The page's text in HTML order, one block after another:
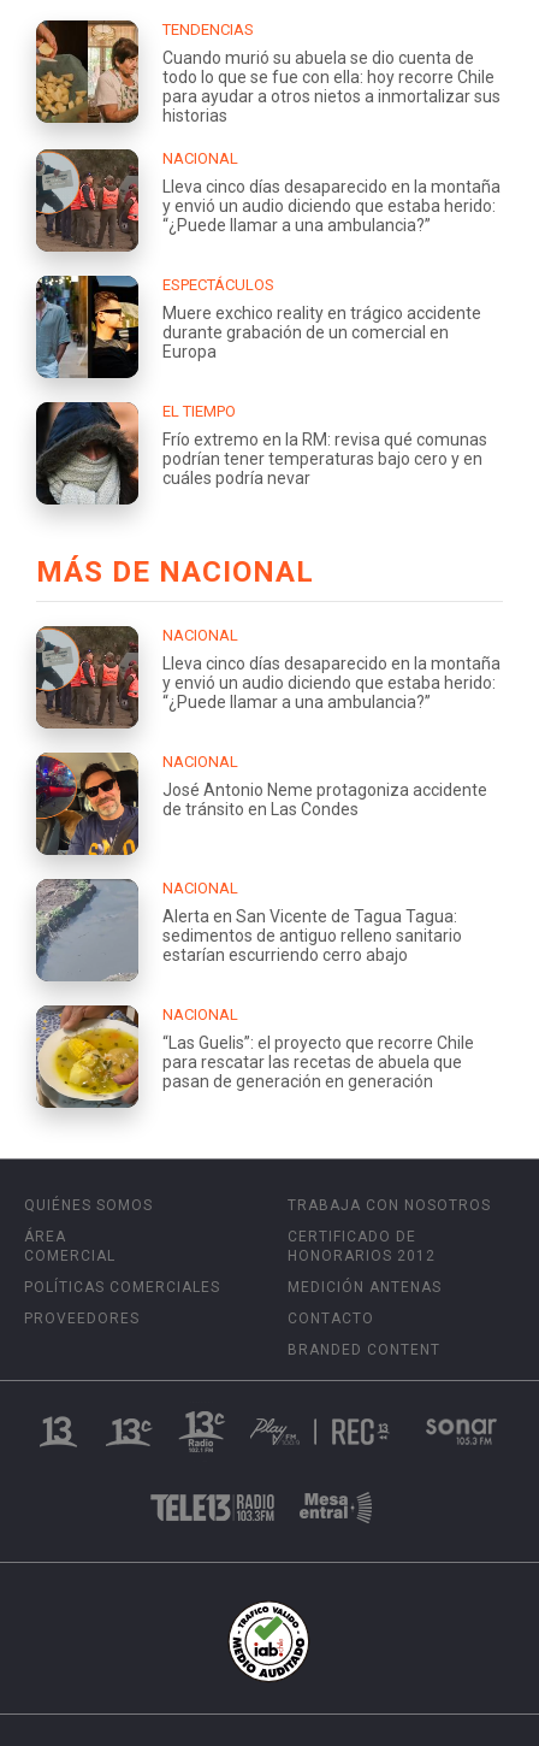
TENDENCIAS
Cuando murió su abuela se dio cuenta de
todo lo que se fue con ella: hoy recorre Chile
para ayudar a otros nietos a inmortalizar sus
historias
NACIONAL
Lleva cinco días desaparecido en la montaña
y envió un audio diciendo que estaba herido:
“¿Puede llamar a una ambulancia?”
ESPECTÁCULOS
Muere exchico reality en trágico accidente
durante grabación de un comercial en
Europa
EL TIEMPO
Frío extremo en la RM: revisa qué comunas
podrían tener temperaturas bajo cero y en
cuáles podría nevar
MÁS DE NACIONAL
NACIONAL
Lleva cinco días desaparecido en la montaña
y envió un audio diciendo que estaba herido:
“¿Puede llamar a una ambulancia?”
NACIONAL
José Antonio Neme protagoniza accidente
de tránsito en Las Condes
NACIONAL
Alerta en San Vicente de Tagua Tagua:
sedimentos de antiguo relleno sanitario
estarían escurriendo cerro abajo
NACIONAL
“Las Guelis”: el proyecto que recorre Chile
para rescatar las recetas de abuela que
pasan de generación en generación
QUIÉNES SOMOS
ÁREA
COMERCIAL
POLÍTICAS COMERCIALES
PROVEEDORES
TRABAJA CON NOSOTROS
CERTIFICADO DE
HONORARIOS 2012
MEDICIÓN ANTENAS
CONTACTO
BRANDED CONTENT